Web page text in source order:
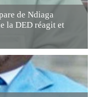
de Ndiaga
la DED réagit et